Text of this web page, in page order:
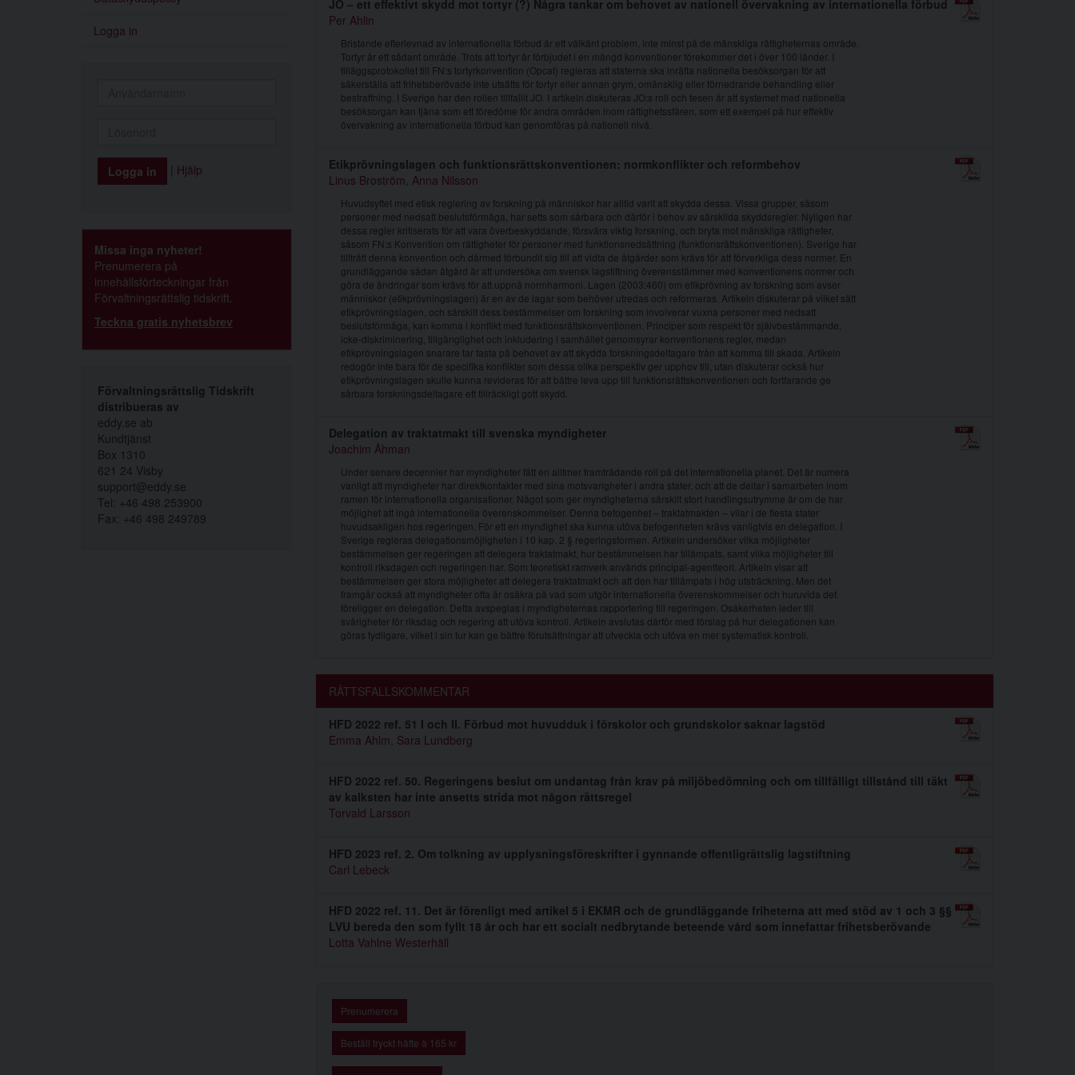
Logga in
Hjälp
Missa inga nyheter!
Prenumerera på
innehållsförteckningar från
Förvaltningsrättslig tidskrift.
Teckna gratis nyhetsbrev
Förvaltningsrättslig Tidskrift
distribueras av
eddy.se ab
Kundtjänst
Box 1310
621 24 Visby
support@eddy.se
Tel: +46 498 253900
Fax: +46 498 249789
JO – ett effektivt skydd mot tortyr (?) Några tankar om behovet av nationell övervakning av internationella förbud
Per Ahlin
Bristande efterlevnad av internationella förbud är ett välkänt problem, inte minst på de mänskliga rättigheternas område.
Tortyr är ett sådant område. Trots att tortyr är förbjudet i en mängd konventioner förekommer det i över 100 länder. I
tilläggsprotokollet till FN:s tortyrkonvention (Opcat) regleras att staterna ska inrätta nationella besöksorgan för att
säkerställa att frihetsberövade inte utsätts för tortyr eller annan grym, omänsklig eller förnedrande behandling eller
bestraffning. I Sverige har den rollen tillfallit JO. I artikeln diskuteras JO:s roll och tesen är att systemet med nationella
besöksorgan kan tjäna som ett föredöme för andra områden inom rättighetssfären, som ett exempel på hur effektiv
övervakning av internationella förbud kan genomföras på nationell nivå.
Etikprövningslagen och funktionsrättskonventionen: normkonflikter och reformbehov
Linus Broström, Anna Nilsson
Huvudsyftet med etisk reglering av forskning på människor har alltid varit att skydda dessa. Vissa grupper, såsom
personer med nedsatt beslutsförmåga, har setts som sårbara och därför i behov av särskilda skyddsregler. Nyligen har
dessa regler kritiserats för att vara överbeskyddande, försvåra viktig forskning, och bryta mot mänskliga rättigheter,
såsom FN:s Konvention om rättigheter för personer med funktionsnedsättning (funktionsrättskonventionen). Sverige har
tillträtt denna konvention och därmed förbundit sig till att vidta de åtgärder som krävs för att förverkliga dess normer. En
grundläggande sådan åtgärd är att undersöka om svensk lagstiftning överensstämmer med konventionens normer och
göra de ändringar som krävs för att uppnå normharmoni. Lagen (2003:460) om etikprövning av forskning som avser
människor (etikprövningslagen) är en av de lagar som behöver utredas och reformeras. Artikeln diskuterar på vilket sätt
etikprövningslagen, och särskilt dess bestämmelser om forskning som involverar vuxna personer med nedsatt
beslutsförmåga, kan komma i konflikt med funktionsrättskonventionen. Principer som respekt för självbestämmande,
icke-diskriminering, tillgänglighet och inkludering i samhället genomsyrar konventionens regler, medan
etikprövningslagen snarare tar fasta på behovet av att skydda forskningsdeltagare från att komma till skada. Artikeln
redogör inte bara för de specifika konflikter som dessa olika perspektiv ger upphov till, utan diskuterar också hur
etikprövningslagen skulle kunna revideras för att bättre leva upp till funktionsrättskonventionen och fortfarande ge
sårbara forskningsdeltagare ett tillräckligt gott skydd.
Delegation av traktatmakt till svenska myndigheter
Joachim Åhman
Under senare decennier har myndigheter fått en alltmer framträdande roll på det internationella planet. Det är numera
vanligt att myndigheter har direktkontakter med sina motsvarigheter i andra stater, och att de deltar i samarbeten inom
ramen för internationella organisationer. Något som ger myndigheterna särskilt stort handlingsutrymme är om de har
möjlighet att ingå internationella överenskommelser. Denna befogenhet – traktatmakten – vilar i de flesta stater
huvudsakligen hos regeringen. För ett en myndighet ska kunna utöva befogenheten krävs vanligtvis en delegation. I
Sverige regleras delegationsmöjligheten i 10 kap. 2 § regeringsformen. Artikeln undersöker vilka möjligheter
bestämmelsen ger regeringen att delegera traktatmakt, hur bestämmelsen har tillämpats, samt vilka möjligheter till
kontroll riksdagen och regeringen har. Som teoretiskt ramverk används principal-agentteori. Artikeln visar att
bestämmelsen ger stora möjligheter att delegera traktatmakt och att den har tillämpats i hög utsträckning. Men det
framgår också att myndigheter ofta är osäkra på vad som utgör internationella överenskommelser och huruvida det
föreligger en delegation. Detta avspeglas i myndigheternas rapportering till regeringen. Osäkerheten leder till
svårigheter för riksdag och regering att utöva kontroll. Artikeln avslutas därför med förslag på hur delegationen kan
göras tydligare, vilket i sin tur kan ge bättre förutsättningar att utveckla och utöva en mer systematisk kontroll.
RÄTTSFALLSKOMMENTAR
HFD 2022 ref. 51 I och II. Förbud mot huvudduk i förskolor och grundskolor saknar lagstöd
Emma Ahlm, Sara Lundberg
HFD 2022 ref. 50. Regeringens beslut om undantag från krav på miljöbedömning och om tillfälligt tillstånd till täkt
av kalksten har inte ansetts strida mot någon rättsregel
Torvald Larsson
HFD 2023 ref. 2. Om tolkning av upplysningsföreskrifter i gynnande offentligrättslig lagstiftning
Carl Lebeck
HFD 2022 ref. 11. Det är förenligt med artikel 5 i EKMR och de grundläggande friheterna att med stöd av 1 och 3 §§
LVU bereda den som fyllt 18 år och har ett socialt nedbrytande beteende vård som innefattar frihetsberövande
Lotta Vahlne Westerhäll
Prenumerera
Beställ tryckt häfte à 165 kr